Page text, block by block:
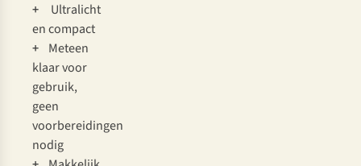
+ Ultralicht
en compact
+ Meteen
klaar voor
gebruik,
geen
voorbereidingen
nodig